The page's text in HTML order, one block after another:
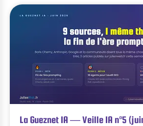
La Gueznet IA — Veille IA n°5